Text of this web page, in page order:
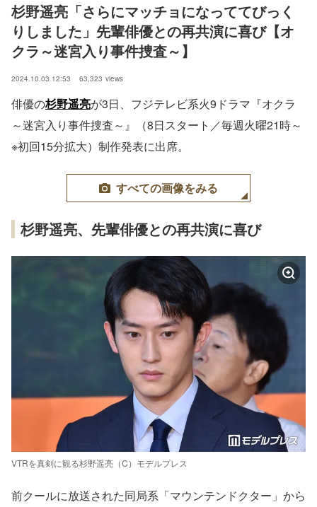
杉野遥亮「さらにマッチョになっててびっく
りしました」先輩俳優との再共演に喜び【オ
クラ～迷宮入り事件捜査～】
2024.10.03 12:53 63,323 views
俳優の杉野遥亮が3日、フジテレビ系火9ドラマ『オクラ
～迷宮入り事件捜査～』（8日スタート／毎週火曜21時～
※初回15分拡大）制作発表に出席。
すべての画像をみる
杉野遥亮、先輩俳優との再共演に喜び
VTRを真剣に観る杉野遥亮（C）モデルプレス
前クールに放送された同局系「マウンテンドクター」から